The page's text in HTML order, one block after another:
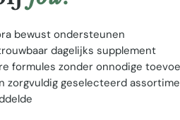
bewust ondersteunen
dagelijks supplement
formules zonder onnodige
zorgvuldig geselecteerd